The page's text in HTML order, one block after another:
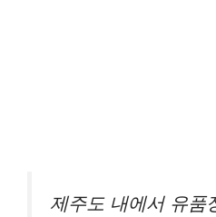
제주도 내에서 유품